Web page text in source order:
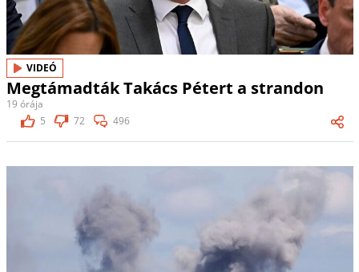
VIDEÓ
Megtámadták Takács Pétert a strandon
19 órája
5
72 496